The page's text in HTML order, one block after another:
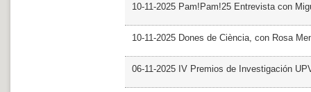
10-11-2025 Pam!Pam!25 Entrevista con
10-11-2025 Dones de Ciència, con Rosa
06-11-2025 IV Premios de Investigación